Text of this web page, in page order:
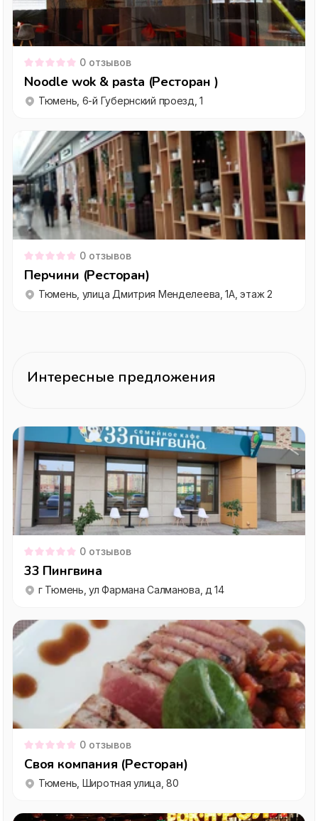
0 отзывов
Noodle wok & pasta (Ресторан )
Тюмень, 6-й Губернский проезд, 1
0 отзывов
Перчини (Ресторан)
Тюмень, улица Дмитрия Менделеева, 1А, этаж 2
Интересные предложения
0 отзывов
33 Пингвина
г Тюмень, ул Фармана Салманова, д 14
0 отзывов
Своя компания (Ресторан)
Тюмень, Широтная улица, 80